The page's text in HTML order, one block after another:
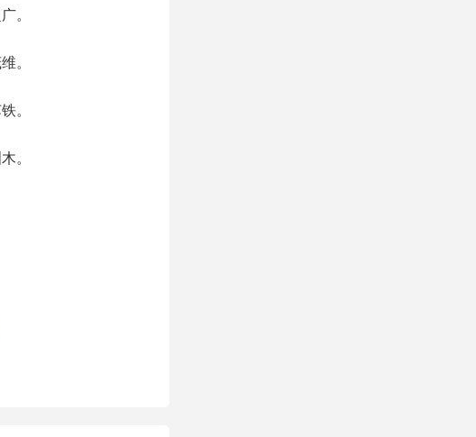
。
。
。
。